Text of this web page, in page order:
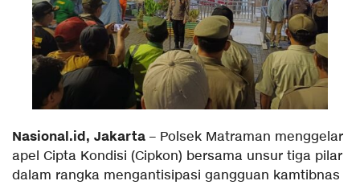
Nasional.id, Jakarta – Polsek Matraman menggelar
apel Cipta Kondisi (Cipkon) bersama unsur tiga pilar
dalam rangka mengantisipasi gangguan kamtibnas